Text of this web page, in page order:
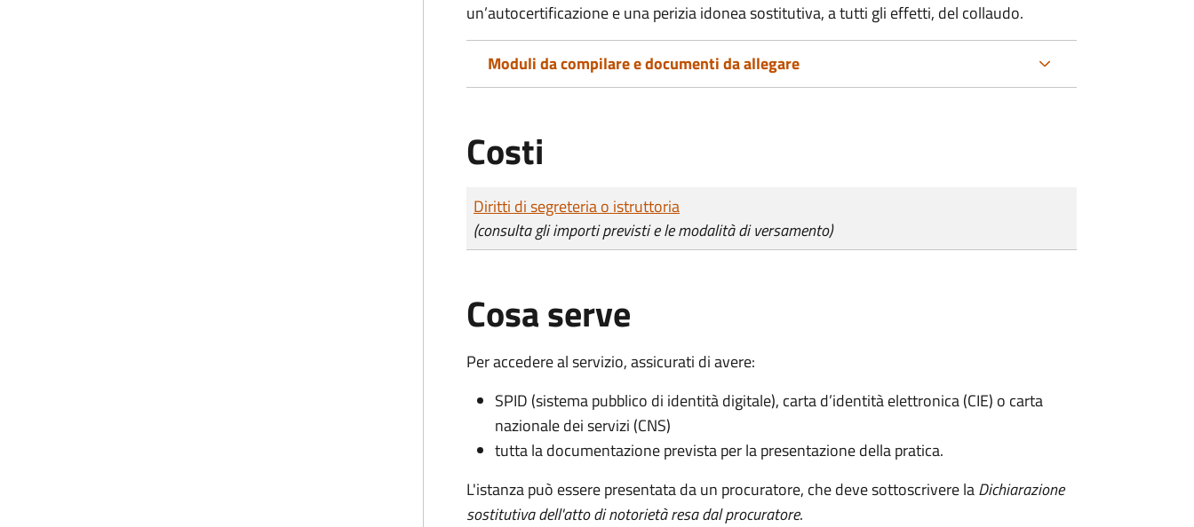
un’autocertificazione e una perizia idonea sostitutiva, a tutti gli effetti, del collaudo.
Moduli da compilare e documenti da allegare
Costi
Tipo di pagamento
Importo
Diritti di segreteria o istruttoria
(consulta gli importi previsti e le modalità di versamento)
Cosa serve
Per accedere al servizio, assicurati di avere:
SPID (sistema pubblico di identità digitale), carta d’identità elettronica (CIE) o carta
nazionale dei servizi (CNS)
tutta la documentazione prevista per la presentazione della pratica.
L'istanza può essere presentata da un procuratore, che deve sottoscrivere laDichiarazione
sostitutiva dell'atto di notorietà resa dal procuratore.